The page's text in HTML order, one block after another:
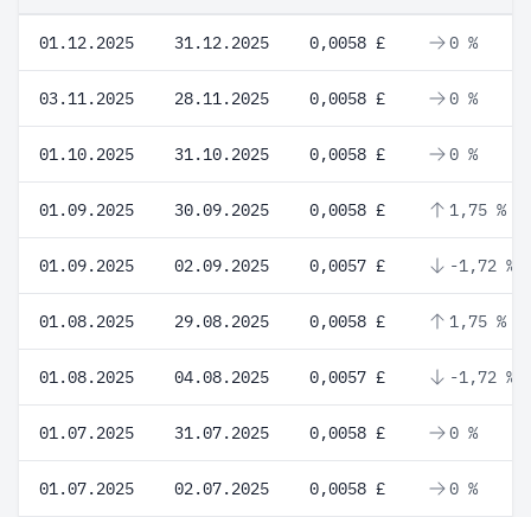
01.12.2025 31.12.2025 0,0058 £ 0 %
03.11.2025 28.11.2025 0,0058 £ 0 %
01.10.2025 31.10.2025 0,0058 £ 0 %
01.09.2025 30.09.2025 0,0058 £ 1,75 %
01.09.2025 02.09.2025 0,0057 £ -1,72 %
01.08.2025 29.08.2025 0,0058 £ 1,75 %
01.08.2025 04.08.2025 0,0057 £ -1,72 %
01.07.2025 31.07.2025 0,0058 £ 0 %
01.07.2025 02.07.2025 0,0058 £ 0 %